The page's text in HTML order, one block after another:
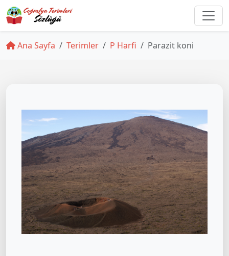
Ana Sayfa Terimler P Harfi Parazit koni